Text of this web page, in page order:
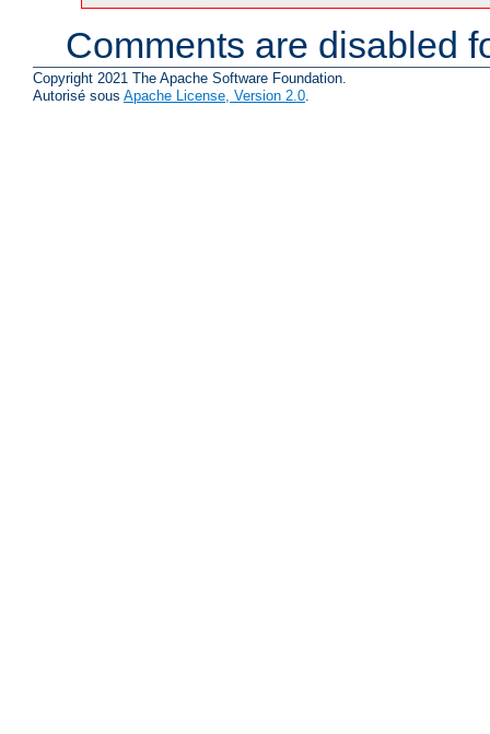
Comments are disabled
Copyright 2021 The Apache Software Foundation.
Autorisé sous Apache License, Version 2.0.